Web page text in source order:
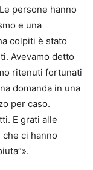
persone hanno
e una
colpiti è stato
Avevamo detto
ritenuti fortunati
domanda in una
per caso.
E grati alle
ci hanno